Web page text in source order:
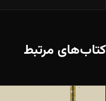
کتاب‌های مرتبط